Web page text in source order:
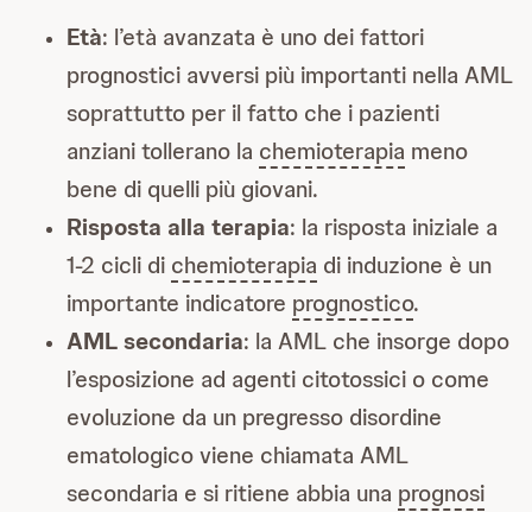
Età: l’età avanzata è uno dei fattori
prognostici avversi più importanti nella AML
soprattutto per il fatto che i pazienti
anziani tollerano la chemioterapia meno
bene di quelli più giovani.
Risposta alla terapia: la risposta iniziale a
1-2 cicli di chemioterapia di induzione è un
importante indicatore prognostico.
AML secondaria: la AML che insorge dopo
l’esposizione ad agenti citotossici o come
evoluzione da un pregresso disordine
ematologico viene chiamata AML
secondaria e si ritiene abbia una prognosi